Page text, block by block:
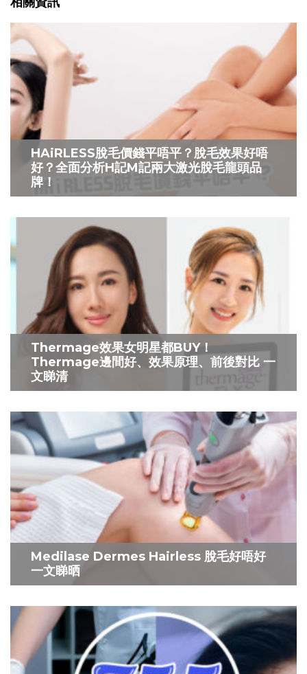
HAiRLESS脫毛價錢平唔平？脫毛效果好唔
好？全面分析H記M記兩大激光脫毛龍頭品
牌！
Thermage效果女明星都BUY！
Thermage邊間好、效果原理、前後對比 一
文睇清
Medilase Dermes Hairless 脫毛好唔好
一文睇晒